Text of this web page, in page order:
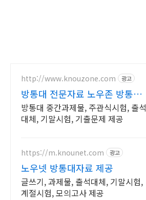
http://www.knouzone.com 광고
방통대 전문자료 노우존 방통대
자료포털 NO.1
방통대 중간과제물, 주관식시험, 출석
대체, 기말시험, 기출문제 제공
https://m.knounet.com 광고
노우넷 방통대자료 제공
글쓰기, 과제물, 출석대체, 기말시험,
계절시험, 모의고사 제공